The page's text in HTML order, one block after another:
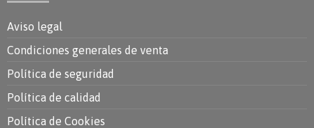
Aviso legal
Condiciones generales de venta
Política de seguridad
Política de calidad
Política de Cookies